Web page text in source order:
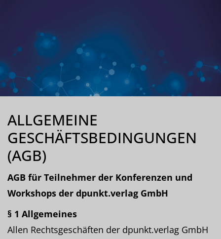
ALLGEMEINE
GESCHÄFTSBEDINGUNGEN
(AGB)
AGB für Teilnehmer der Konferenzen und
Workshops der dpunkt.verlag GmbH
§ 1 Allgemeines
Allen Rechtsgeschäften der dpunkt.verlag GmbH